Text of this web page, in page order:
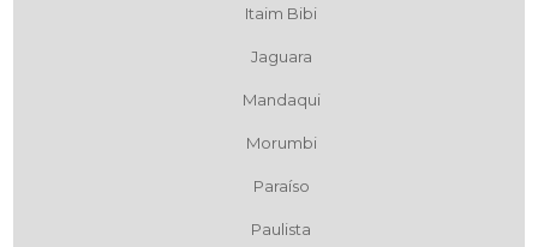
Itaim Bibi
Jaguara
Mandaqui
Morumbi
Paraíso
Paulista